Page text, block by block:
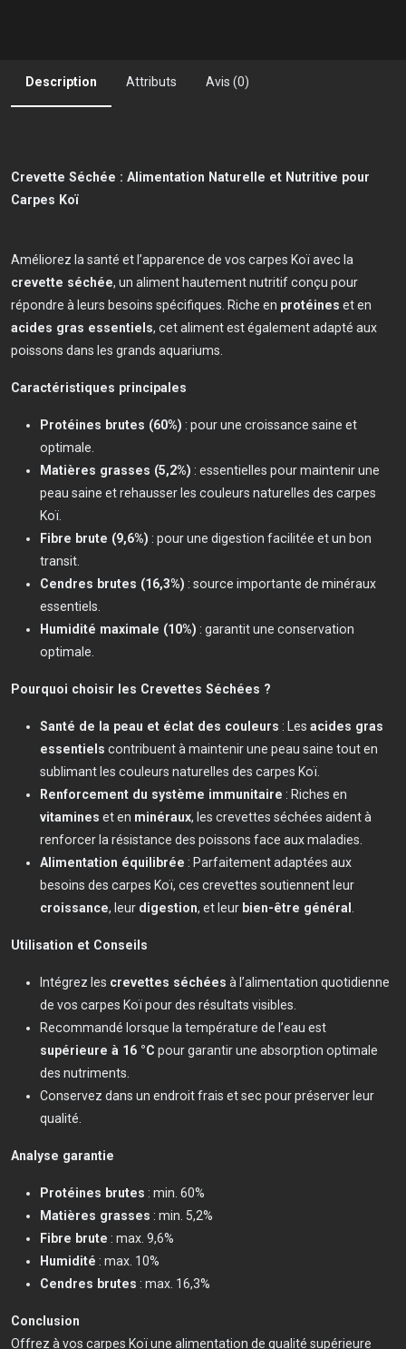
Description Attributs Avis (0)
Crevette Séchée : Alimentation Naturelle et Nutritive pour
Carpes Koï
Améliorez la santé et l’apparence de vos carpes Koï avec la
crevette séchée, un aliment hautement nutritif conçu pour
répondre à leurs besoins spécifiques. Riche en protéines et en
acides gras essentiels, cet aliment est également adapté aux
poissons dans les grands aquariums.
Caractéristiques principales
Protéines brutes (60%) : pour une croissance saine et
optimale.
Matières grasses (5,2%) : essentielles pour maintenir une
peau saine et rehausser les couleurs naturelles des carpes
Koï.
Fibre brute (9,6%) : pour une digestion facilitée et un bon
transit.
Cendres brutes (16,3%) : source importante de minéraux
essentiels.
Humidité maximale (10%) : garantit une conservation
optimale.
Pourquoi choisir les Crevettes Séchées ?
Santé de la peau et éclat des couleurs : Les acides gras
essentiels contribuent à maintenir une peau saine tout en
sublimant les couleurs naturelles des carpes Koï.
Renforcement du système immunitaire : Riches en
vitamines et en minéraux, les crevettes séchées aident à
renforcer la résistance des poissons face aux maladies.
Alimentation équilibrée : Parfaitement adaptées aux
besoins des carpes Koï, ces crevettes soutiennent leur
croissance, leur digestion, et leur bien-être général .
Utilisation et Conseils
Intégrez les crevettes séchées à l’alimentation quotidienne
de vos carpes Koï pour des résultats visibles.
Recommandé lorsque la température de l’eau est
supérieure à 16 °C pour garantir une absorption optimale
des nutriments.
Conservez dans un endroit frais et sec pour préserver leur
qualité.
Analyse garantie
Protéines brutes : min. 60%
Matières grasses : min. 5,2%
Fibre brute : max. 9,6%
Humidité : max. 10%
Cendres brutes : max. 16,3%
Conclusion
Offrez à vos carpes Koï une alimentation de qualité supérieure